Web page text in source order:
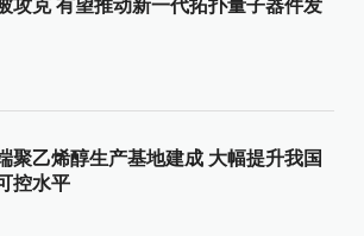
攻克 有望推动新一代拓扑量子器件发
聚乙烯醇生产基地建成 大幅提升我国
控水平